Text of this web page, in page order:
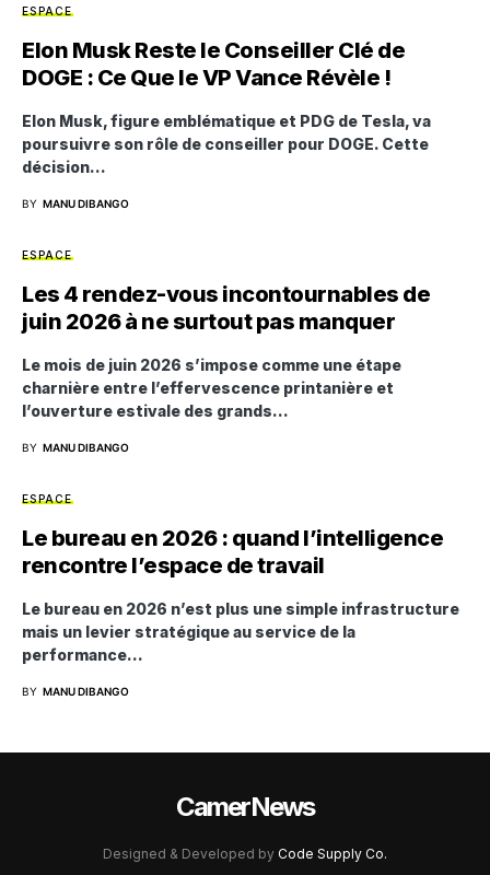
ESPACE
Elon Musk Reste le Conseiller Clé de
DOGE : Ce Que le VP Vance Révèle !
Elon Musk, figure emblématique et PDG de Tesla, va
poursuivre son rôle de conseiller pour DOGE. Cette
décision…
BY MANU DIBANGO
ESPACE
Les 4 rendez-vous incontournables de
juin 2026 à ne surtout pas manquer
Le mois de juin 2026 s’impose comme une étape
charnière entre l’effervescence printanière et
l’ouverture estivale des grands…
BY MANU DIBANGO
ESPACE
Le bureau en 2026 : quand l’intelligence
rencontre l’espace de travail
Le bureau en 2026 n’est plus une simple infrastructure
mais un levier stratégique au service de la
performance…
BY MANU DIBANGO
CamerNews
Designed & Developed by Code Supply Co.